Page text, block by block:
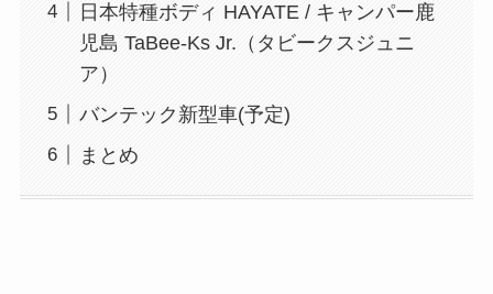
日本特種ボディ HAYATE / キャンパー鹿
児島 TaBee-Ks Jr.（タビークスジュニ
ア）
バンテック新型車(予定)
まとめ